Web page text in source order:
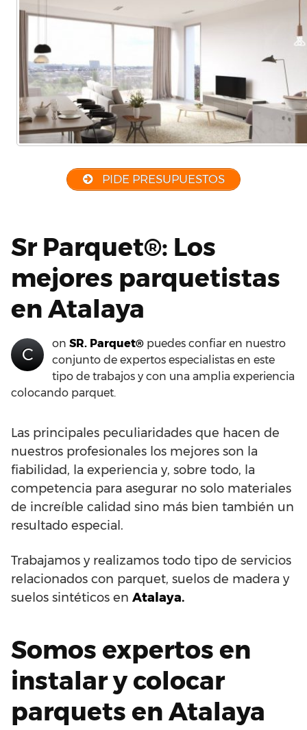
PIDE PRESUPUESTOS
Sr Parquet®: Los
mejores parquetistas
en Atalaya
C
on SR. Parquet® puedes confiar en nuestro
conjunto de expertos especialistas en este
tipo de trabajos y con una amplia experiencia
colocando parquet.
Las principales peculiaridades que hacen de
nuestros profesionales los mejores son la
fiabilidad, la experiencia y, sobre todo, la
competencia para asegurar no solo materiales
de increíble calidad sino más bien también un
resultado especial.
Trabajamos y realizamos todo tipo de servicios
relacionados con parquet, suelos de madera y
suelos sintéticos en Atalaya.
Somos expertos en
instalar y colocar
parquets en Atalaya